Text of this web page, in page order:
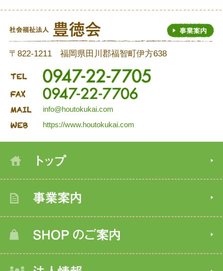
〒822-1211 福岡県田川郡福智町伊方638
info@houtokukai.com
https://www.houtokukai.com